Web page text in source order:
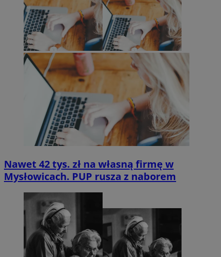
Nawet 42 tys. zł na własną firmę w
Mysłowicach. PUP rusza z naborem